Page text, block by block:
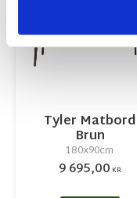
Tyler Matbord
Brun
180x90cm
9 695,00 KR